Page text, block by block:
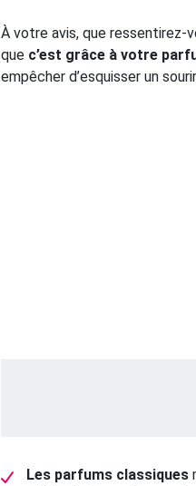
À votre avis, que ressentirez-
que c’est grâce à votre
empêcher d’esquisser un
Les parfums classiques